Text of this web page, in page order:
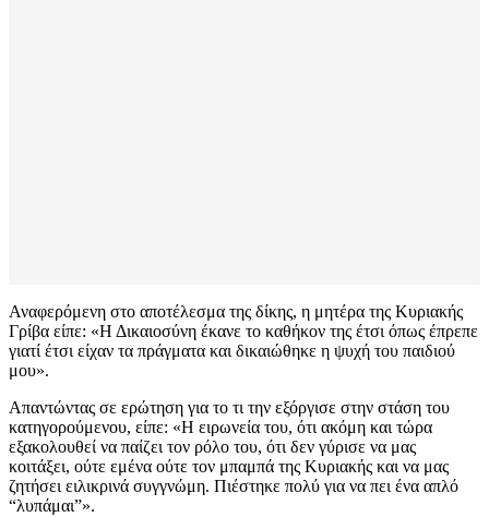
Αναφερόμενη στο αποτέλεσμα της δίκης, η μητέρα της Κυριακής
Γρίβα είπε: «Η Δικαιοσύνη έκανε το καθήκον της έτσι όπως έπρεπε
γιατί έτσι είχαν τα πράγματα και δικαιώθηκε η ψυχή του παιδιού
μου».
Απαντώντας σε ερώτηση για το τι την εξόργισε στην στάση του
κατηγορούμενου, είπε: «Η ειρωνεία του, ότι ακόμη και τώρα
εξακολουθεί να παίζει τον ρόλο του, ότι δεν γύρισε να μας
κοιτάξει, ούτε εμένα ούτε τον μπαμπά της Κυριακής και να μας
ζητήσει ειλικρινά συγγνώμη. Πιέστηκε πολύ για να πει ένα απλό
“λυπάμαι”».